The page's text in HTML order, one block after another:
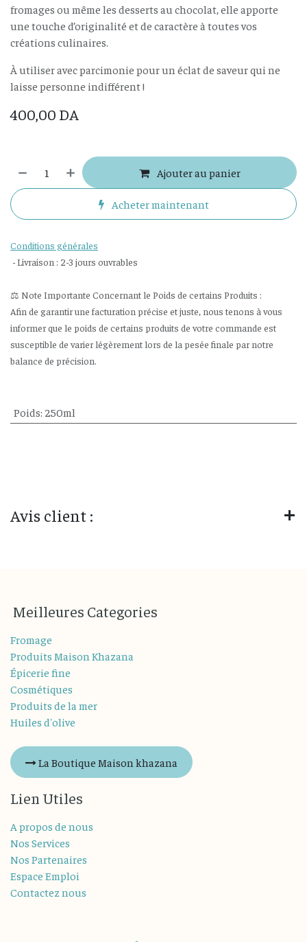
fromages ou même les desserts au chocolat, elle apporte
une touche d’originalité et de caractère à toutes vos
créations culinaires.
À utiliser avec parcimonie pour un éclat de saveur qui ne
laisse personne indifférent !
400,00 DA
Ajouter au panier
Acheter maintenant
Conditions générales
- Livraison : 2-3 jours ouvrables
⚖️ Note Importante Concernant le Poids de certains Produits :
Afin de garantir une facturation précise et juste, nous tenons à vous
informer que le poids de certains produits de votre commande est
susceptible de varier légèrement lors de la pesée finale par notre
balance de précision.
Poids: 250ml
Avis client :
Meilleures Categories
Fromage
Produits Maison Khazana
Épicerie fine
Cosmétiques
Produits de la mer
Huiles d'olive
La Boutique Maison khazana
Lien Utiles
A propos de nous
Nos Services
Nos Partenaires
Espace Emploi
Contactez nous